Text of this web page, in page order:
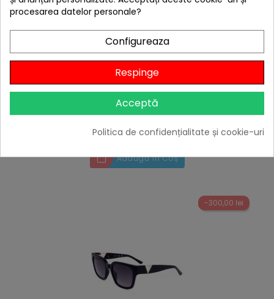
Ochelari de soare femei Guess GU7459 01B
475,00 lei
279,00 lei
Niciun review
Stoc epuizat
Adaugă în Coș
-300,00 lei
procesarea datelor personale?
Configureaza
Respinge
Acceptă
Politica de confidențialitate și cookie-uri